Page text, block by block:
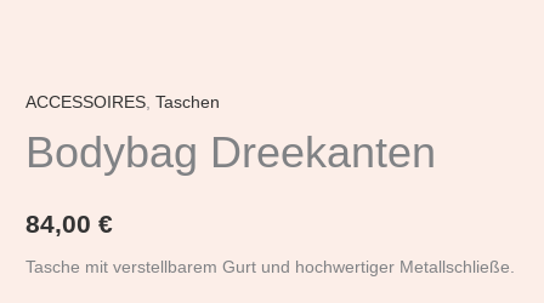
ACCESSOIRES ,Taschen
Bodybag Dreekanten
84,00€
Tasche mit verstellbarem Gurt und hochwertiger Metallschließe.